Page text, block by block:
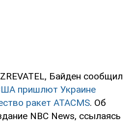
Байден сообщил
пришлют Украине
ракет ATACMS. Об
NBC News, ссылаясь